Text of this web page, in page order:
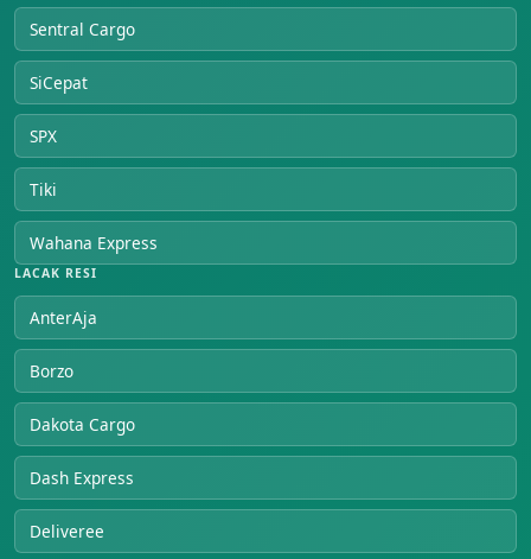
Sentral Cargo
SiCepat
SPX
Tiki
Wahana Express
LACAK RESI
AnterAja
Borzo
Dakota Cargo
Dash Express
Deliveree